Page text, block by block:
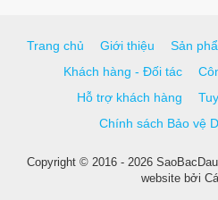
Trang chủ Giới thiệu Sản
Khách hàng - Đối tác
Hỗ trợ khách hàng
Chính sách Bảo vệ
Copyright © 2016 - 2026
website bởi